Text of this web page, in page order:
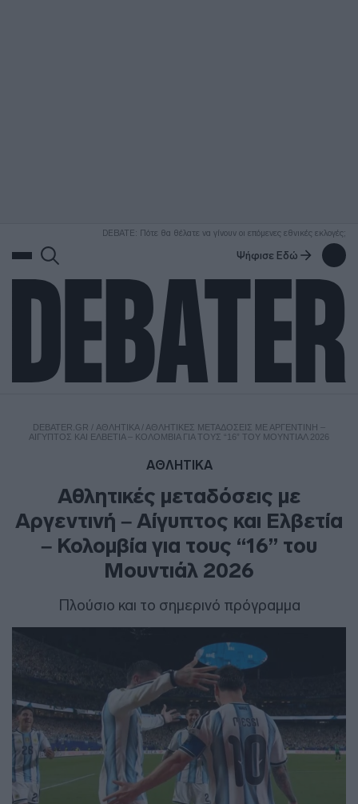
DEBATE: Πότε θα θέλατε να γίνουν οι επόμενες εθνικές εκλογές;
Ψήφισε Εδώ
DEBATER.GR / ΑΘΛΗΤΙΚΑ/ ΑΘΛΗΤΙΚΈΣ ΜΕΤΑΔΌΣΕΙΣ ΜΕ ΑΡΓΕΝΤΙΝΉ –
ΑΊΓΥΠΤΟΣ ΚΑΙ ΕΛΒΕΤΊΑ – ΚΟΛΟΜΒΊΑ ΓΙΑ ΤΟΥΣ “16” ΤΟΥ ΜΟΥΝΤΙΆΛ 2026
ΑΘΛΗΤΙΚΑ
Αθλητικές μεταδόσεις με
Αργεντινή – Αίγυπτος και Ελβετία
– Κολομβία για τους “16” του
Μουντιάλ 2026
Πλούσιο και το σημερινό πρόγραμμα